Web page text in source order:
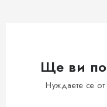
Ще ви
Нуждаете се